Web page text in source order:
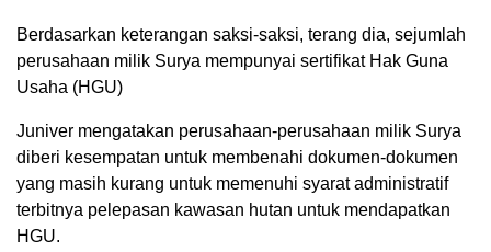
Berdasarkan keterangan saksi-saksi, terang dia, sejumlah
perusahaan milik Surya mempunyai sertifikat Hak Guna
Usaha (HGU)
Juniver mengatakan perusahaan-perusahaan milik Surya
diberi kesempatan untuk membenahi dokumen-dokumen
yang masih kurang untuk memenuhi syarat administratif
terbitnya pelepasan kawasan hutan untuk mendapatkan
HGU.